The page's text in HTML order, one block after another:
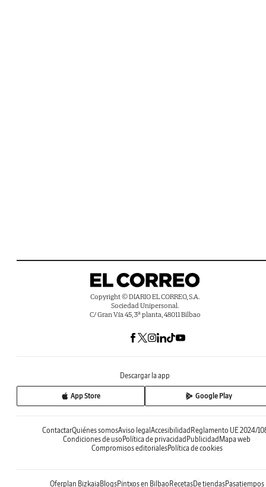
Copyright © DIARIO EL CORREO, S.A.
Sociedad Unipersonal.
C/ Gran Vía 45, 3ª planta, 48011 Bilbao
Descargar la app
App Store Google Play
ContactarQuiénes somosAviso legalAccesibilidadReglamento UE 2024/
Condiciones de usoPolítica de privacidadPublicidadMapa web
Compromisos editorialesPolítica de cookies
Oferplan BizkaiaBlogsPintxos en BilbaoRecetasDe tiendasPasatiempos